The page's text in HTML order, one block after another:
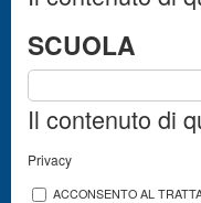
SCUOLA
Il contenuto di
Privacy
ACCONSENTO AL